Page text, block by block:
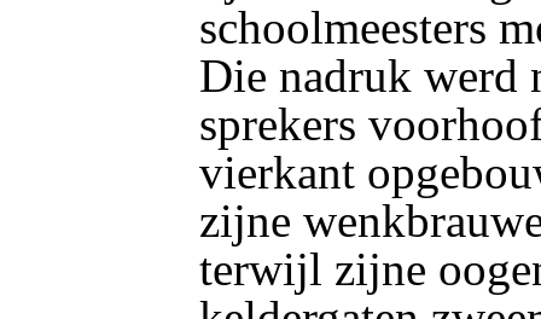
schoolmeesters
Die nadruk werd
sprekers
vierkant
zijne
terwijl zijne